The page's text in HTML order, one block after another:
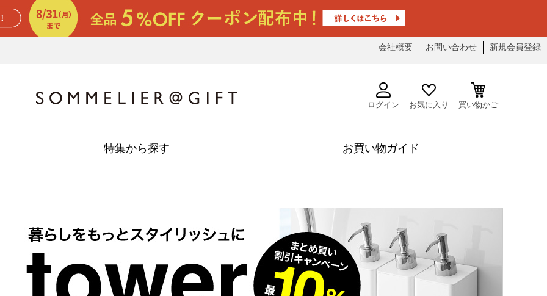
会社概要 お問い合わせ 新規会員登録
ログイン お気に入り 買い物かご
特集から探す お買い物ガイド